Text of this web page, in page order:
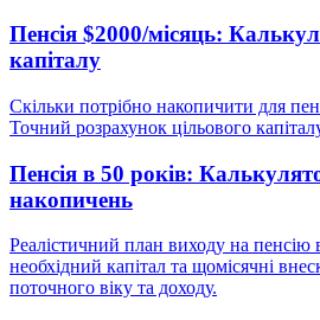
Пенсія $2000/місяць:
капіталу
Скільки потрібно накопичити для
Точний розрахунок цільового
Пенсія в 50 років:
накопичень
Реалістичний план виходу на пенсію
необхідний капітал та щомісячні
поточного віку та доходу.